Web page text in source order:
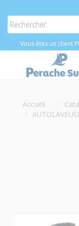
Vous êtes un client
Accueil